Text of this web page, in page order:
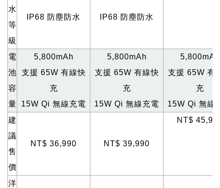
水
等
級
IP68 防塵防水 IP68 防塵防水
電
池
容
量
5,800mAh
支援 65W 有線快
充
15W Qi 無線充電
5,800mAh
支援 65W 有線快
充
15W Qi 無線充電
5,800mAh
支援 65W 有
充
15W Qi 無線
建
議
售
價
NT$ 36,990 NT$ 39,990
NT$
洋